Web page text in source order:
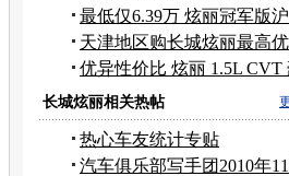
元
最低仅6.39万 炫丽冠军版
足
天津地区购长城炫丽最高
元
优异性价比 炫丽 1.5L CVT
长城炫丽相关热帖
热心车友统计专贴
汽车俱乐部写手团2010年